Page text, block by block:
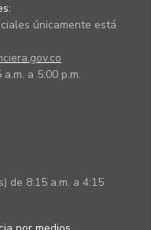
únicamente está
a 5:00 p.m.
de 8:15 a.m. a 4:15